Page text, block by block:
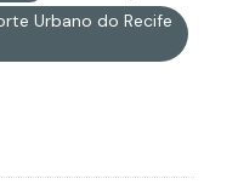
Urbano do Recife